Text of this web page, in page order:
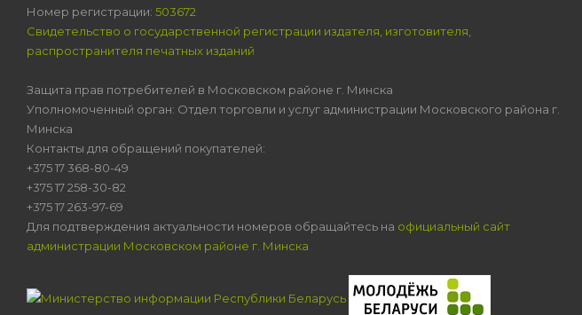
Номер регистрации: 503672
Свидетельство о государственной регистрации издателя, изготовителя,
распространителя печатных изданий
Защита прав потребителей в Московском районе г. Минска
Уполномоченный орган: Отдел торговли и услуг администрации Московского района г.
Минска
Контакты для обращений покупателей:
+375 17 368-80-49
+375 17 258-30-82
+375 17 263-97-69
Для подтверждения актуальности номеров обращайтесь на официальный сайт
администрации Московском районе г. Минска